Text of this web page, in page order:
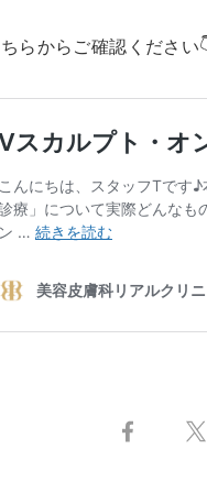
らからご確認ください